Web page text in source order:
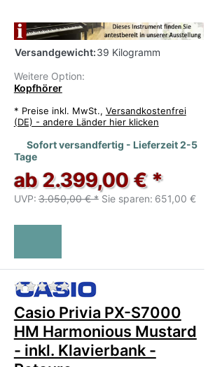
Versandgewicht:39 Kilogramm
Weitere Option:
Kopfhörer
* Preise inkl. MwSt., Versandkostenfrei
(DE) - andere Länder hier klicken
Sofort versandfertig - Lieferzeit 2-5
Tage
ab 2.399,00 € *
UVP: 3.050,00 € * Sie sparen: 651,00 €
Zu diesem Produkt liegen
Casio Privia PX-S7000
HM Harmonious Mustard
- inkl. Klavierbank -